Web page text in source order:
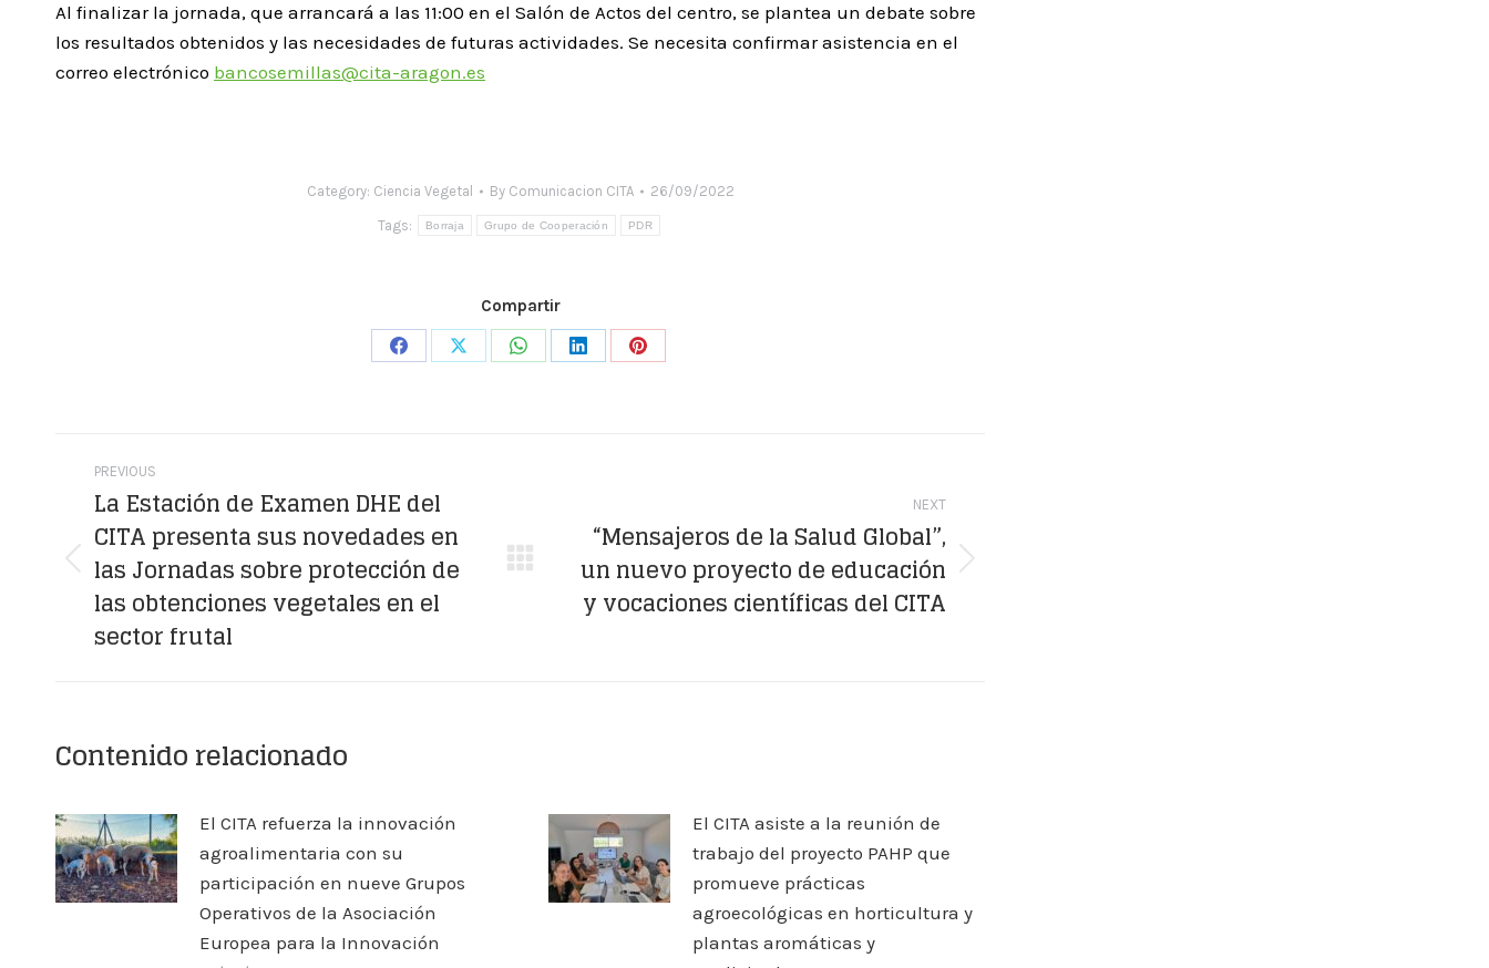
Al finalizar la jornada, que arrancará a las 11:00 en el Salón de Actos del centro, se plantea un debate sobre
los resultados obtenidos y las necesidades de futuras actividades. Se necesita confirmar asistencia en el
correo electrónico bancosemillas@cita-aragon.es
Category: Ciencia Vegetal By Comunicacion CITA 26/09/2022
Tags: Borraja Grupo de Cooperación PDR
Compartir
Share
Share
Share
Share
Share
Post
navigation
PREVIOUS
Previous
post:
La Estación de Examen DHE del
CITA presenta sus novedades en
las Jornadas sobre protección de
las obtenciones vegetales en el
sector frutal
NEXT
Next
post:
“Mensajeros de la Salud Global”,
un nuevo proyecto de educación
y vocaciones científicas del CITA
Contenido relacionado
El CITA refuerza la innovación
agroalimentaria con su
participación en nueve Grupos
Operativos de la Asociación
Europea para la Innovación
El CITA asiste a la reunión de
trabajo del proyecto PAHP que
promueve prácticas
agroecológicas en horticultura y
plantas aromáticas y